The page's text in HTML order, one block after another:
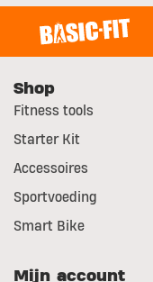
Shop
Fitness tools
Starter Kit
Accessoires
Sportvoeding
Smart Bike
Mijn account